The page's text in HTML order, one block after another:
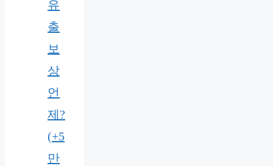
유
출
보
상
언
제?
(+5
만